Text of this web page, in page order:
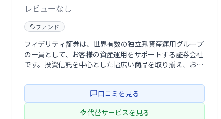
レビューなし
ファンド
フィデリティ証券は、世界有数の独立系資産運用グループ
の一員として、お客様の資産運用をサポートする証券会社
です。投資信託を中心とした幅広い商品を取り揃え、お客
ーバルなネットワークと豊富な経験に基づいた専門的なサ
ービスで、安心してお取引いただけます。
口コミを見る
代替サービスを見る